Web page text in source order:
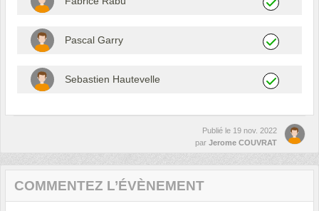
Pascal Garry
Sebastien Hautevelle
Publié le 19 nov. 2022
par Jerome COUVRAT
COMMENTEZ L’ÉVÈNEMENT